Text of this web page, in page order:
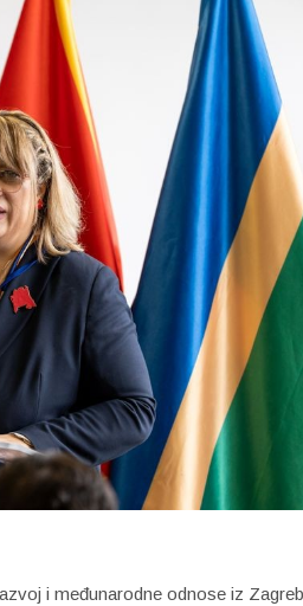
i međunarodne odnose iz